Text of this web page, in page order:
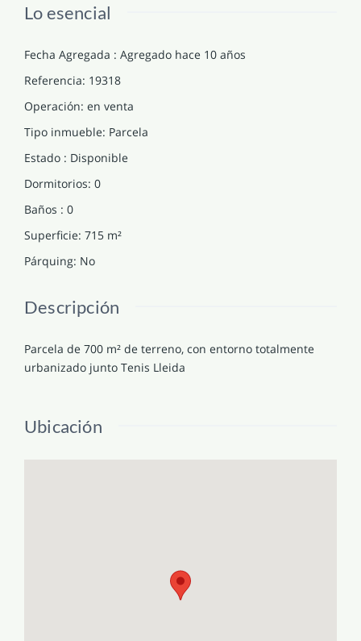
Lo esencial
Fecha Agregada : Agregado hace 10 años
Referencia: 19318
Operación: en venta
Tipo inmueble: Parcela
Estado : Disponible
Dormitorios: 0
Baños : 0
Superficie: 715 m²
Párquing: No
Descripción
Parcela de 700 m² de terreno, con entorno totalmente
urbanizado junto Tenis Lleida
Ubicación